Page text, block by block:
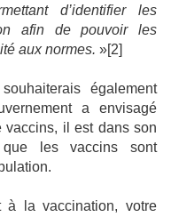
d’identifier les
afin de pouvoir les
aux normes. »[2]
également
a envisagé
vaccins, il est dans son
que les vaccins sont
à la vaccination, votre